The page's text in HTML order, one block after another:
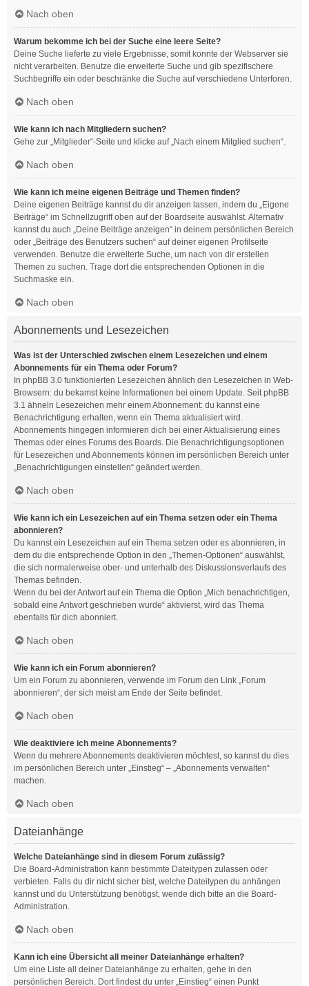
Nach oben
Warum bekomme ich bei der Suche eine leere Seite?
Deine Suche lieferte zu viele Ergebnisse, somit konnte der Webserver sie
nicht verarbeiten. Benutze die erweiterte Suche und gib spezifischere
Suchbegriffe ein oder beschränke die Suche auf verschiedene Unterforen.
Nach oben
Wie kann ich nach Mitgliedern suchen?
Gehe zur „Mitglieder“-Seite und klicke auf „Nach einem Mitglied suchen“.
Nach oben
Wie kann ich meine eigenen Beiträge und Themen finden?
Deine eigenen Beiträge kannst du dir anzeigen lassen, indem du „Eigene
Beiträge“ im Schnellzugriff oben auf der Boardseite auswählst. Alternativ
kannst du auch „Deine Beiträge anzeigen“ in deinem persönlichen Bereich
oder „Beiträge des Benutzers suchen“ auf deiner eigenen Profilseite
verwenden. Benutze die erweiterte Suche, um nach von dir erstellen
Themen zu suchen. Trage dort die entsprechenden Optionen in die
Suchmaske ein.
Nach oben
Abonnements und Lesezeichen
Was ist der Unterschied zwischen einem Lesezeichen und einem
Abonnements für ein Thema oder Forum?
In phpBB 3.0 funktionierten Lesezeichen ähnlich den Lesezeichen in Web-
Browsern: du bekamst keine Informationen bei einem Update. Seit phpBB
3.1 ähneln Lesezeichen mehr einem Abonnement: du kannst eine
Benachrichtigung erhalten, wenn ein Thema aktualisiert wird.
Abonnements hingegen informieren dich bei einer Aktualisierung eines
Themas oder eines Forums des Boards. Die Benachrichtigungsoptionen
für Lesezeichen und Abonnements können im persönlichen Bereich unter
„Benachrichtigungen einstellen“ geändert werden.
Nach oben
Wie kann ich ein Lesezeichen auf ein Thema setzen oder ein Thema
abonnieren?
Du kannst ein Lesezeichen auf ein Thema setzen oder es abonnieren, in
dem du die entsprechende Option in den „Themen-Optionen“ auswählst,
die sich normalerweise ober- und unterhalb des Diskussionsverlaufs des
Themas befinden.
Wenn du bei der Antwort auf ein Thema die Option „Mich benachrichtigen,
sobald eine Antwort geschrieben wurde“ aktivierst, wird das Thema
ebenfalls für dich abonniert.
Nach oben
Wie kann ich ein Forum abonnieren?
Um ein Forum zu abonnieren, verwende im Forum den Link „Forum
abonnieren“, der sich meist am Ende der Seite befindet.
Nach oben
Wie deaktiviere ich meine Abonnements?
Wenn du mehrere Abonnements deaktivieren möchtest, so kannst du dies
im persönlichen Bereich unter „Einstieg“ – „Abonnements verwalten“
machen.
Nach oben
Dateianhänge
Welche Dateianhänge sind in diesem Forum zulässig?
Die Board-Administration kann bestimmte Dateitypen zulassen oder
verbieten. Falls du dir nicht sicher bist, welche Dateitypen du anhängen
kannst und du Unterstützung benötigst, wende dich bitte an die Board-
Administration.
Nach oben
Kann ich eine Übersicht all meiner Dateianhänge erhalten?
Um eine Liste all deiner Dateianhänge zu erhalten, gehe in den
persönlichen Bereich. Dort findest du unter „Einstieg“ einen Punkt